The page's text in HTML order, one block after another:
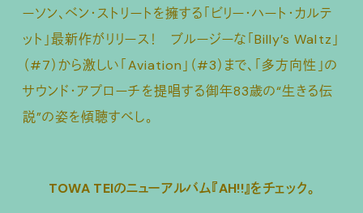
ーソン、ベン・ストリートを擁する「ビリー・ハート・カルテ
ット」最新作がリリース！ ブルージーな「Billy’s Waltz」
（#7）から激しい「Aviation」（#3）まで、「多方向性」の
サウンド・アプローチを提唱する御年83歳の“生きる伝
説”の姿を傾聴すべし。
TOWA TEIのニューアルバム『AH!!』をチェック。